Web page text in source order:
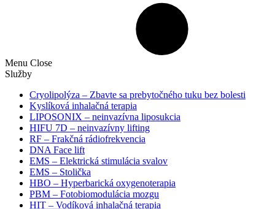
Menu Close
Služby
Cryolipolýza – Zbavte sa prebytočného tuku bez bolesti
Kyslíková inhalačná terapia
LIPOSONIX – neinvazívna liposukcia
HIFU 7D – neinvazívny lifting
RF – Frakčná rádiofrekvencia
DNA Face lift
EMS – Elektrická stimulácia svalov
EMS – Stolička
HBO – Hyperbarická oxygenoterapia
PBM – Fotobiomodulácia mozgu​
HIT – Vodíková inhalačná terapia